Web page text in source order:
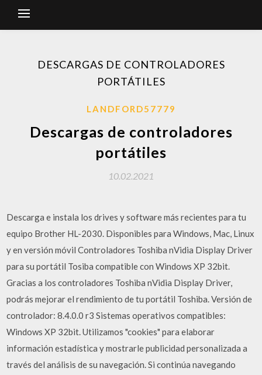
DESCARGAS DE CONTROLADORES
PORTÁTILES
LANDFORD57779
Descargas de controladores
portátiles
10.02.2021
Descarga e instala los drives y software más recientes para tu
equipo Brother HL-2030. Disponibles para Windows, Mac, Linux
y en versión móvil Controladores Toshiba nVidia Display Driver
para su portátil Tosiba compatible con Windows XP 32bit.
Gracias a los controladores Toshiba nVidia Display Driver,
podrás mejorar el rendimiento de tu portátil Toshiba. Versión de
controlador: 8.4.0.0 r3 Sistemas operativos compatibles:
Windows XP 32bit. Utilizamos "cookies" para elaborar
información estadística y mostrarle publicidad personalizada a
través del análisis de su navegación. Si continúa navegando